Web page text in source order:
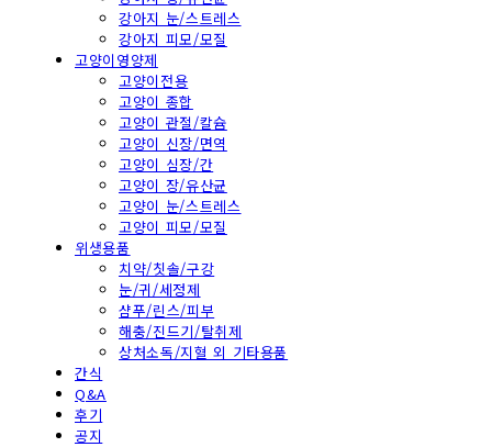
강아지 눈/스트레스
강아지 피모/모질
고양이영양제
고양이전용
고양이 종합
고양이 관절/칼슘
고양이 신장/면역
고양이 심장/간
고양이 장/유산균
고양이 눈/스트레스
고양이 피모/모질
위생용품
치약/칫솔/구강
눈/귀/세정제
샴푸/린스/피부
해충/진드기/탈취제
상처소독/지혈 외 기타용품
간식
Q&A
후기
공지